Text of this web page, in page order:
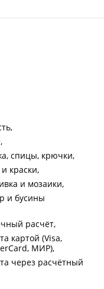
спицы, крючки
краски
и мозаики
и бусины
расчёт
картой (Visa,
МИР)
через расчётный